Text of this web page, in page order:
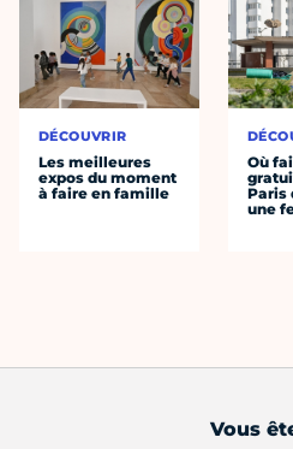
DÉCOUVRIR
Les meilleures
expos du moment
à faire en famille
Où
Paris
une
Vous